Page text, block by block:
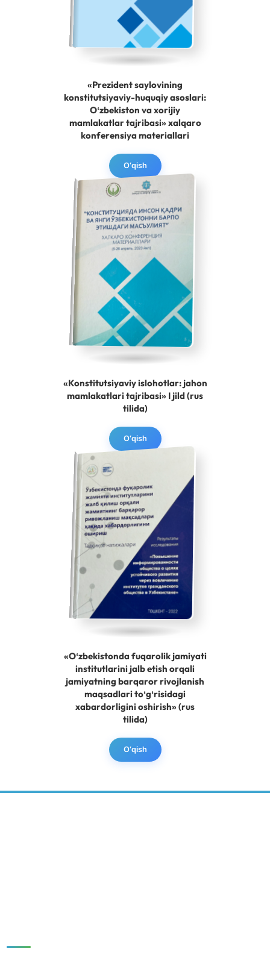
«Prezident saylovining
konstitutsiyaviy-huquqiy asoslari:
Oʻzbekiston va xorijiy
mamlakatlar tajribasi» xalqaro
konferensiya materiallari
O‘qish
«Konstitutsiyaviy islohotlar: jahon
mamlakatlari tajribasi» I jild (rus
tilida)
O‘qish
«Oʻzbekistonda fuqarolik jamiyati
institutlarini jalb etish orqali
jamiyatning barqaror rivojlanish
maqsadlari toʻgʻrisidagi
xabardorligini oshirish» (rus
tilida)
O‘qish